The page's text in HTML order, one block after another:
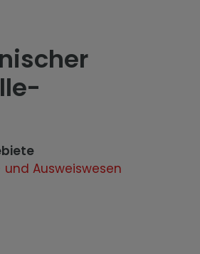
und Ausweiswesen